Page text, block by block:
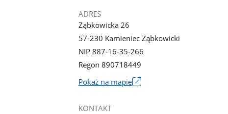
ADRES
Ząbkowicka 26
57-230 Kamieniec Ząbkowicki
NIP 887-16-35-266
Regon 890718449
Pokaż na mapieLink
KONTAKT